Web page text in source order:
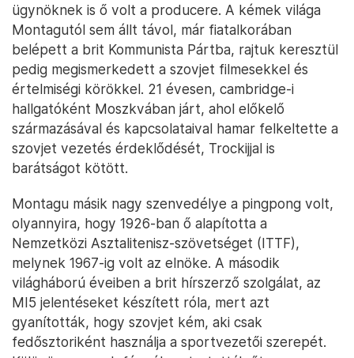
ügynöknek is ő volt a producere. A kémek világa
Montagutól sem állt távol, már fiatalkorában
belépett a brit Kommunista Pártba, rajtuk keresztül
pedig megismerkedett a szovjet filmesekkel és
értelmiségi körökkel. 21 évesen, cambridge-i
hallgatóként Moszkvában járt, ahol előkelő
származásával és kapcsolataival hamar felkeltette a
szovjet vezetés érdeklődését, Trockijjal is
barátságot kötött.
Montagu másik nagy szenvedélye a pingpong volt,
olyannyira, hogy 1926-ban ő alapította a
Nemzetközi Asztalitenisz‑szövetséget (ITTF),
melynek 1967-ig volt az elnöke. A második
világháború éveiben a brit hírszerző szolgálat, az
MI5 jelentéseket készített róla, mert azt
gyanították, hogy szovjet kém, aki csak
fedősztoriként használja a sportvezetői szerepét.